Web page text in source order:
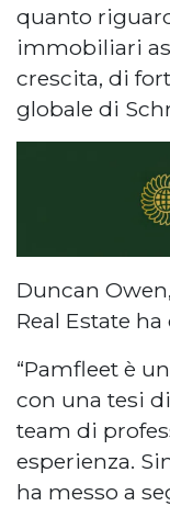
quanto
immobiliari
crescita, di
globale di
Duncan
Real Estate
“Pamfleet è
con una tesi
team di
esperienza.
ha messo a